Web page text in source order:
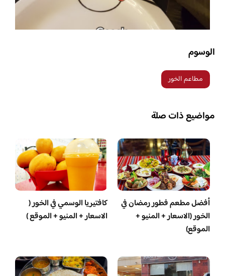
الوسوم
مطاعم الخور
مواضيع ذات صلة
أفضل مطعم فطور رمضان في
الخور (الاسعار + المنيو +
الموقع)
كافتيريا الوسمي في الخور (
الاسعار + المنيو + الموقع )